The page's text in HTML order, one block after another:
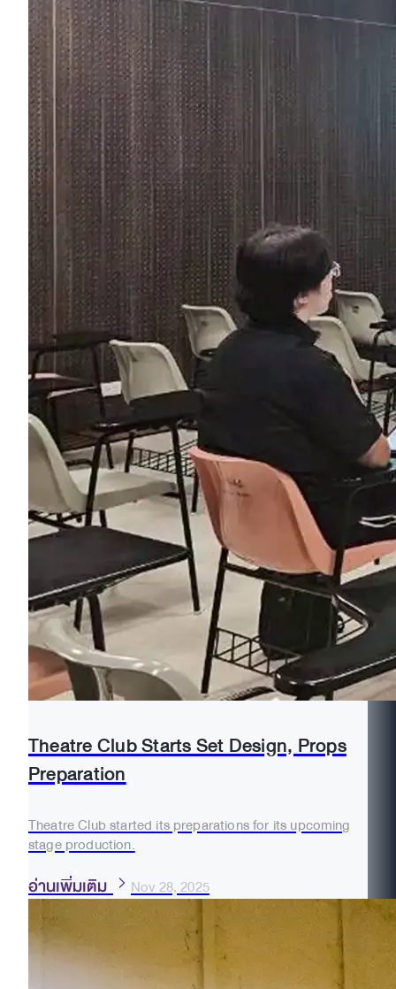
Theatre Club Starts Set Design, Props
Preparation
Theatre Club started its preparations for its upcoming
stage production.
อ่านเพิ่มเติม Nov 28, 2025